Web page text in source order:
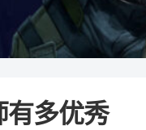
有多优秀